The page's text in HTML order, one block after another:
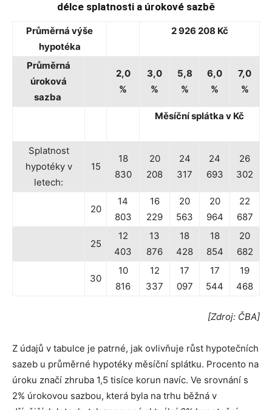
délce splatnosti a úrokové sazbě
Průměrná výše
hypotéka
2 926 208 Kč
Průměrná
úroková
sazba
2,0
%
3,0
%
5,8
%
6,0
%
7,0
%
Měsíční splátka v Kč
Splatnost
hypotéky v
letech:
15
18
830
20
208
24
317
24
693
26
302
20
14
803
16
229
20
563
20
964
22
687
25
12
403
13
876
18
428
18
854
20
682
30
10
816
12
337
17
097
17
544
19
468
[Zdroj: ČBA]
Z údajů v tabulce je patrné, jak ovlivňuje růst hypotečních
sazeb u průměrné hypotéky měsíční splátku. Procento na
úroku značí zhruba 1,5 tisíce korun navíc. Ve srovnání s
2% úrokovou sazbou, která byla na trhu běžná v